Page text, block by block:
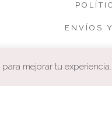
ENVÍOS
mejorar tu